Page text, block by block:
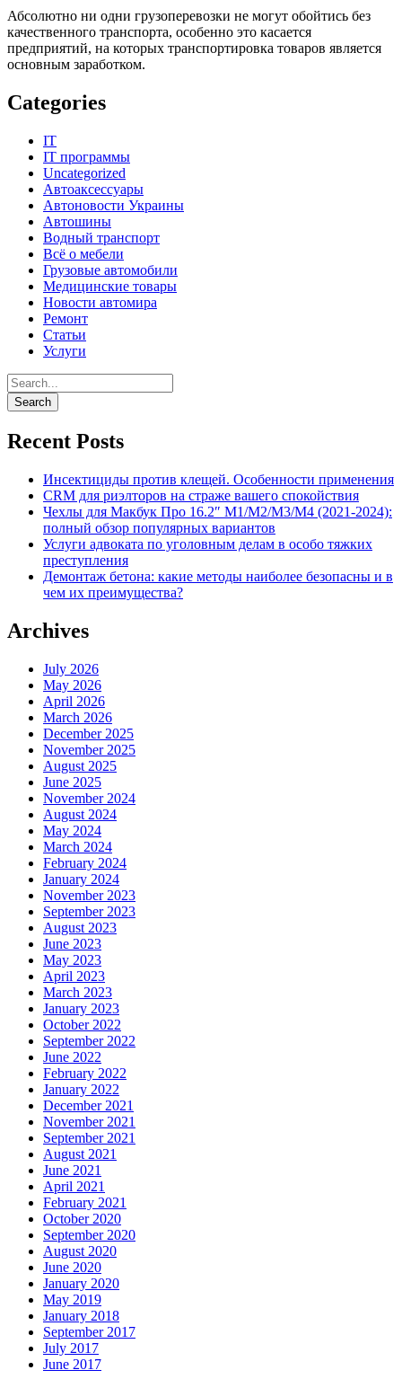
Абсолютно ни одни грузоперевозки не могут обойтись без
качественного транспорта, особенно это касается
предприятий, на которых транспортировка товаров является
основным заработком.
Categories
IT
IT программы
Uncategorized
Автоаксессуары
Автоновости Украины
Автошины
Водный транспорт
Всё о мебели
Грузовые автомобили
Медицинские товары
Новости автомира
Ремонт
Статьи
Услуги
Recent Posts
Инсектициды против клещей. Особенности применения
CRM для риэлторов на страже вашего спокойствия
Чехлы для Макбук Про 16.2″ M1/M2/M3/M4 (2021-2024):
полный обзор популярных вариантов
Услуги адвоката по уголовным делам в особо тяжких
преступления
Демонтаж бетона: какие методы наиболее безопасны и в
чем их преимущества?
Archives
July 2026
May 2026
April 2026
March 2026
December 2025
November 2025
August 2025
June 2025
November 2024
August 2024
May 2024
March 2024
February 2024
January 2024
November 2023
September 2023
August 2023
June 2023
May 2023
April 2023
March 2023
January 2023
October 2022
September 2022
June 2022
February 2022
January 2022
December 2021
November 2021
September 2021
August 2021
June 2021
April 2021
February 2021
October 2020
September 2020
August 2020
June 2020
January 2020
May 2019
January 2018
September 2017
July 2017
June 2017